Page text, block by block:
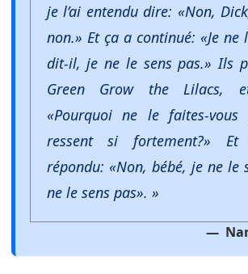
je l’ai entendu dire: «Non,
non.» Et ça a continué: «Je ne
dit-il, je ne le sens pas.» Ils
Green Grow the Lilacs,
«Pourquoi ne le faites-
ressent si fortement?» Et
répondu: «Non, bébé, je ne le
ne le sens pas». »